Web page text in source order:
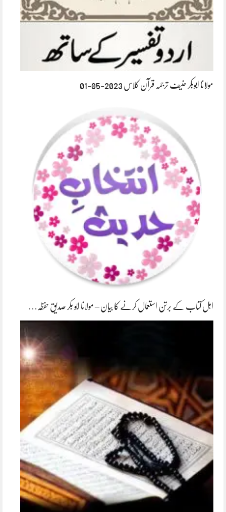
مولانا ابوبکر حنیف ترجمہ قرآن کلاس 2023-05-01
اہل کتاب کے برتن استعمال کرنے کا بیان – مولانا ابو بکر صدیق حفظہ…